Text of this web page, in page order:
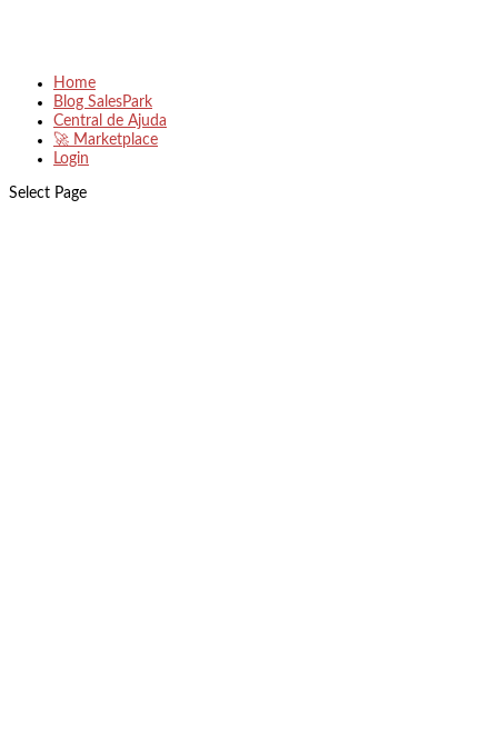
Home
Blog SalesPark
Central de Ajuda
🚀 Marketplace
Login
Select Page